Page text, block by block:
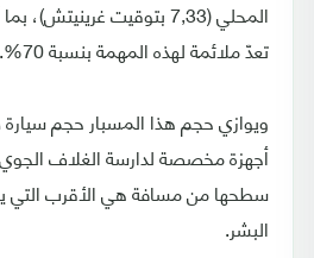
المحلي (7,33 بتوقيت
تعدّ ملائمة لهذه المهمة بنسبة 70%.
ويوازي حجم هذا المسبار حجم
أجهزة مخصصة لدارسة الغلاف
سطحها من مسافة هي الأقرب التي
البشر.